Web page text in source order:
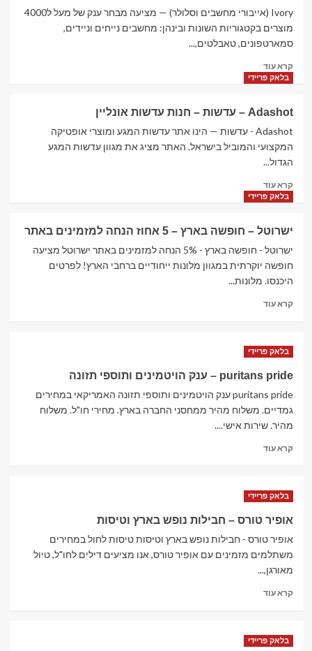
הסיני
2026
Ivory (אייבורי מחשבים וסלולר) — מציעה מבחר ענק של מעל ל4000
מוצרים בקטגוריות השונות ובינהן: מחשבים נייחים וניידים,
סמארטפונים, טאבלטים,...
קרא עודRead
more
–
אייבורי
–
בלאק פריידי
Adashot – עדשות – חנות עדשות אונליין
Adashot - עדשות — הינו אתר עדשות המגע ומוצרי אופטיקה
המקצועי והמוביל בישראל. האתר מציג את מגוון עדשות המגע
הגדול...
קרא עודRead
more
–
עדשות
–
חנות
אונליין
בלאק פריידי
ישרוטל – חופשה בארץ – 5 אחוז הנחה למזמינים באתר‏
ישרוטל - חופשה בארץ - 5% הנחה למזמינים באתר‏ ישרוטל מציעה
חופשה יוקרתית במגוון מלונות ייחודיים ברחבי הארץ! לפרטים
היכנסו. מלונות...
קרא עודRead
–
בארץ
–
5
אחוז
למזמינים
בלאק פריידי
puritans pride – ענק הויטמינים ותוספי תזונה
puritans pride ענק הויטמינים ותוספי תזונה האמריקאי במחירים
גמדיים. משלוח מהיר ממחסני החברה בארץ. מחירי חו"ל. משלוח
מהיר. שירות אישי....
קרא עודRead
pride
ענק
הויטמינים
ותוספי
בלאק פריידי
אופיר טורס – חבילות נופש בארץ וטיסות
אופיר טורס - חבילות נופש בארץ וטיסות טיסות לחול במחירים
משתלמים מזמינים עם אופיר טורס, אנו מציעים דילים לחו"ל, טיול
מאורגן,...
קרא עודRead
טורס
בלאק פריידי